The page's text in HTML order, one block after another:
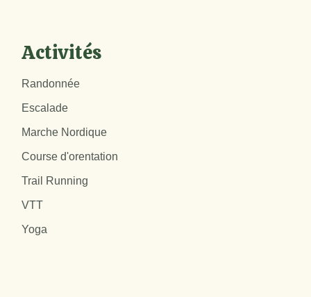
Activités
Randonnée
Escalade
Marche Nordique
Course d'orentation
Trail Running
VTT
Yoga